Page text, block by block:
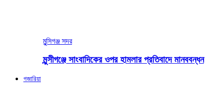
মুন্সিগঞ্জ সদর
মুন্সীগঞ্জে সাংবাদিকের ওপর হামলার প্রতিবাদে মানববন্ধন
গজারিয়া